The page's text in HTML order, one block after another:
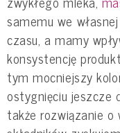
samemu we
czasu, a mamy
konsystencję
tym mocniejszy
ostygnięciu jeszcze
także rozwiązanie